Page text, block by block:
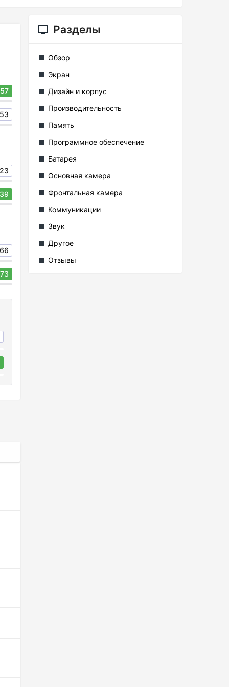
57
53
23
39
66
73
Разделы
Обзор
Экран
Дизайн и корпус
Производительность
Память
Программное обеспечение
Батарея
Основная камера
Фронтальная камера
Коммуникации
Звук
Другое
Отзывы